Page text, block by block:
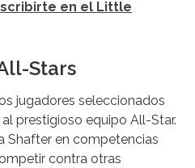
en el Little
Stars
jugadores seleccionados
prestigioso equipo All-Star.
Shafter en competencias
contra otras